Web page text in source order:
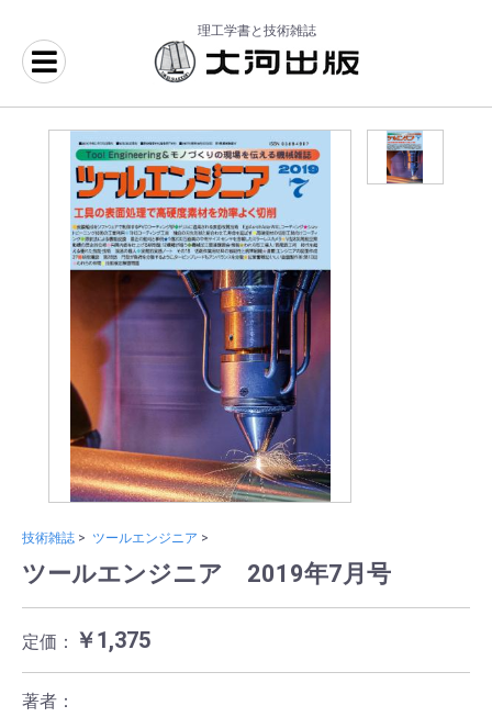
理工学書と技術雑誌
技術雑誌 > ツールエンジニア >
ツールエンジニア 2019年7月号
定価： ￥1,375
著者：